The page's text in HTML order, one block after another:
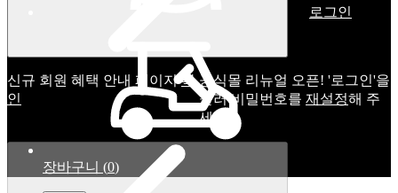
신규 회원 혜택 안내 페이지확
인
공식몰 리뉴얼 오픈! '로그인'을
눌러 비밀번호를 재설정해 주
세요.
로그인
장바구니 (0)